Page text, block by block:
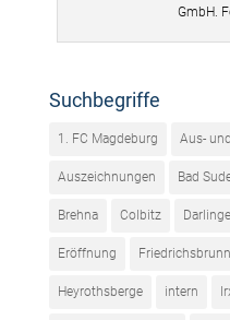
GmbH.
Suchbegriffe
1. FC Magdeburg Aus-
Auszeichnungen Bad
Brehna Colbitz
Eröffnung Friedrichsbrunn
Heyrothsberge intern